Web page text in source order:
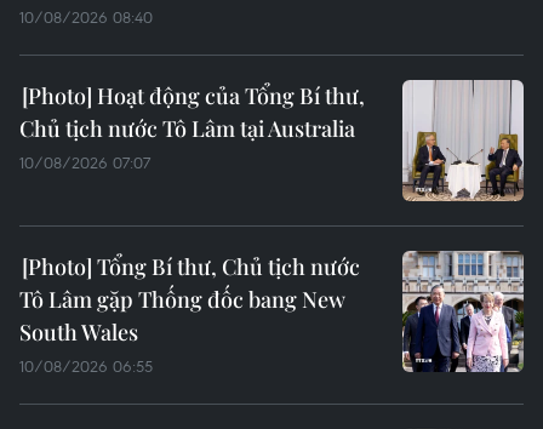
10/08/2026 08:40
Hoạt động của Tổng Bí thư,
Chủ tịch nước Tô Lâm tại Australia
10/08/2026 07:07
Tổng Bí thư, Chủ tịch nước
Tô Lâm gặp Thống đốc bang New
South Wales
10/08/2026 06:55